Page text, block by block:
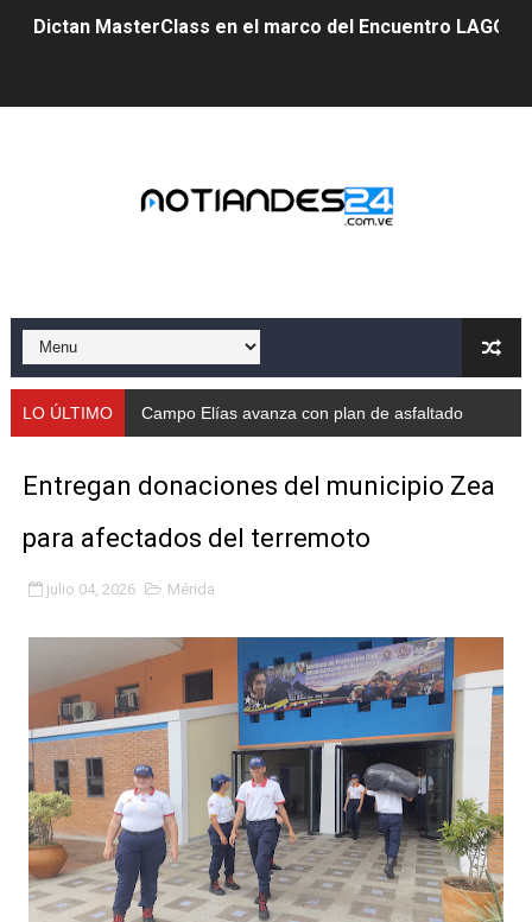
Dictan MasterClass en el marco del Encuentro LAGO
Gobernador Arnaldo Sánchez apadrina a más de 993
Mérida fortalece su reserva deportiva de cara a
Gobernación de Mérida instalará mesa de trabajo con
Fundecem ofrece taller de bordado en punto de cruz
Hospital universitario muestra sus avances en visita
Instituto Nacional de Nutrición celebra Semana
Gobernación de Mérida fortalece el desarrollo
Corposalud inició talleres para aspirantes al curso de
Fortalecen formación académica de médicos en
LO ÚLTIMO Campo Elías avanza con plan de asfaltado
Entregan donaciones del municipio Zea
para afectados del terremoto
julio 04, 2026 Mérida